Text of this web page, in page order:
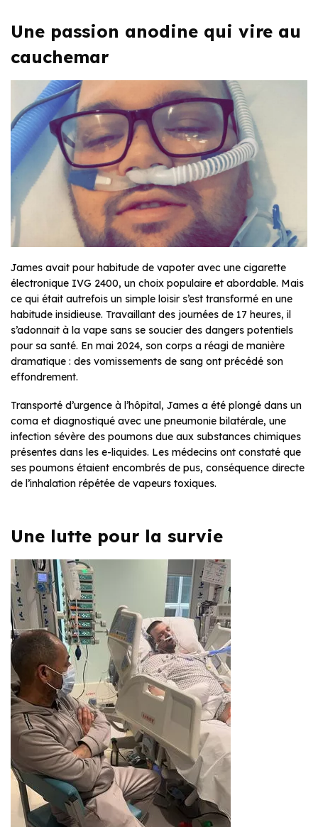
Une passion anodine qui vire au
cauchemar
James avait pour habitude de vapoter avec une cigarette
électronique IVG 2400, un choix populaire et abordable. Mais
ce qui était autrefois un simple loisir s’est transformé en une
habitude insidieuse. Travaillant des journées de 17 heures, il
s’adonnait à la vape sans se soucier des dangers potentiels
pour sa santé. En mai 2024, son corps a réagi de manière
dramatique : des vomissements de sang ont précédé son
effondrement.
Transporté d’urgence à l’hôpital, James a été plongé dans un
coma et diagnostiqué avec une pneumonie bilatérale, une
infection sévère des poumons due aux substances chimiques
présentes dans les e-liquides. Les médecins ont constaté que
ses poumons étaient encombrés de pus, conséquence directe
de l’inhalation répétée de vapeurs toxiques.
Une lutte pour la survie